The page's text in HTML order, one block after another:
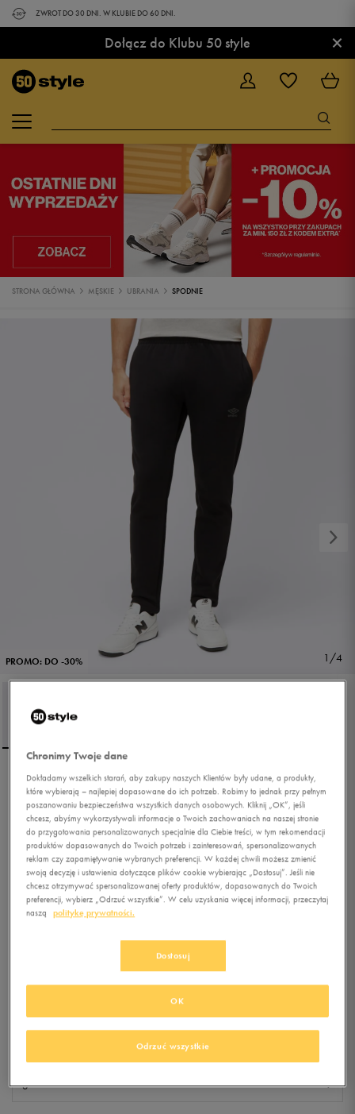
ZWROT DO 30 DNI. W KLUBIE DO 60 DNI.
Dołącz do Klubu 50 style ×
STRONA GŁÓWNA MĘSKIE UBRANIA SPODNIE
PROMO: DO -30% 1/4
UMBRO SPODNIE SWEAT
TOPS
5.0(31)
89,99zł-35% (cena bezpośrednio przed promocją)
64,99 zł -10%(najniższa cena z 30 dni przed obniżką)
58,49zł z Vat
+ 450 PKT WKLUBIE 50 STYLE
S
Chronimy Twoje dane
Dokładamy wszelkich starań, aby zakupy naszych Klientów były udane, a produkty,
które wybierają – najlepiej dopasowane do ich potrzeb. Robimy to jednak przy pełnym
poszanowaniu bezpieczeństwa wszystkich danych osobowych. Kliknij „OK”, jeśli
chcesz, abyśmy wykorzystywali informacje o Twoich zachowaniach na naszej stronie
do przygotowania personalizowanych specjalnie dla Ciebie treści, w tym rekomendacji
produktów dopasowanych do Twoich potrzeb i zainteresowań, spersonalizowanych
reklam czy zapamiętywanie wybranych preferencji. W każdej chwili możesz zmienić
swoją decyzję i ustawienia dotyczące plików cookie wybierając „Dostosuj”. Jeśli nie
chcesz otrzymywać spersonalizowanej oferty produktów, dopasowanych do Twoich
preferencji, wybierz „Odrzuć wszystkie”. W celu uzyskania więcej informacji, przeczytaj
naszą
politykę prywatności.
Dostosuj
Odrzuć wszystkie
OK